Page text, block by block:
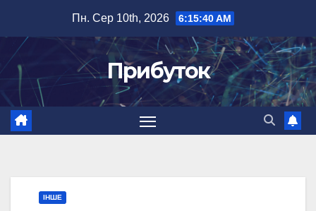
вмісту
Пн. Сер 10th, 2026 6:15:41 AM
Прибуток
ІНШЕ